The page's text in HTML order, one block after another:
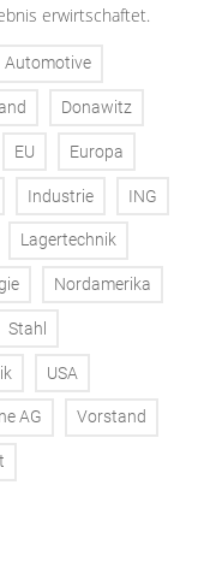
erwirtschaftet.
Automotive
Donawitz
EU Europa
Industrie ING
Lagertechnik
Nordamerika
Stahl
USA
AG Vorstand